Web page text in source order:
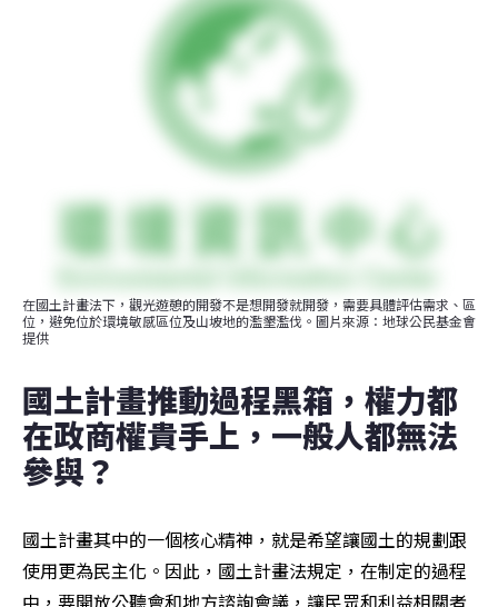
在國土計畫法下，觀光遊憩的開發不是想開發就開發，需要具體評估需求、區
位，避免位於環境敏感區位及山坡地的濫墾濫伐。圖片來源：地球公民基金會
提供
國土計畫推動過程黑箱，權力都
在政商權貴手上，一般人都無法
參與？
國土計畫其中的一個核心精神，就是希望讓國土的規劃跟
使用更為民主化。因此，國土計畫法規定，在制定的過程
中，要開放公聽會和地方諮詢會議，讓民眾和利益相關者